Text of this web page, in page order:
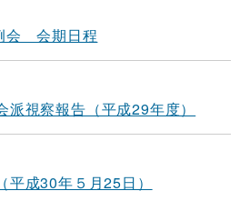
会 会期日程
視察報告（平成29年度）
成30年５月25日）